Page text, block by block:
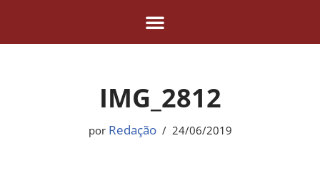
IMG_2812
por Redação 24/06/2019